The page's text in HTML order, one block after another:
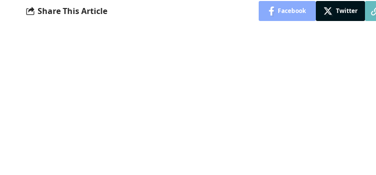
Share This Article Facebook Twitter